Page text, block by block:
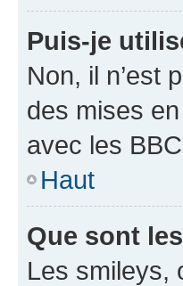
Puis-je
Non, il n’est
des mises
avec les
Haut
Que sont
Les smileys,